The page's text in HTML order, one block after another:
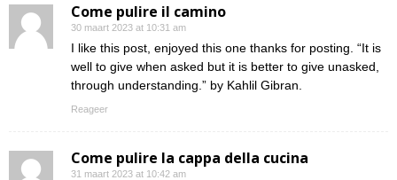
Come pulire il camino
30 maart 2023 at 10:31 am
I like this post, enjoyed this one thanks for posting. “It is
well to give when asked but it is better to give unasked,
through understanding.” by Kahlil Gibran.
Reageer
Come pulire la cappa della cucina
31 maart 2023 at 10:42 am